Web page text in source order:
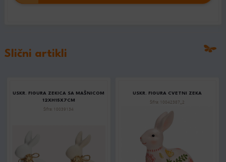
Slični artikli
USKR. FIGURA ZEKICA SA MAŠNICOM
12XH15X7CM
Šifra: 10039134
USKR. FIGURA CVETNI ZEKA
Šifra: 10042387_2